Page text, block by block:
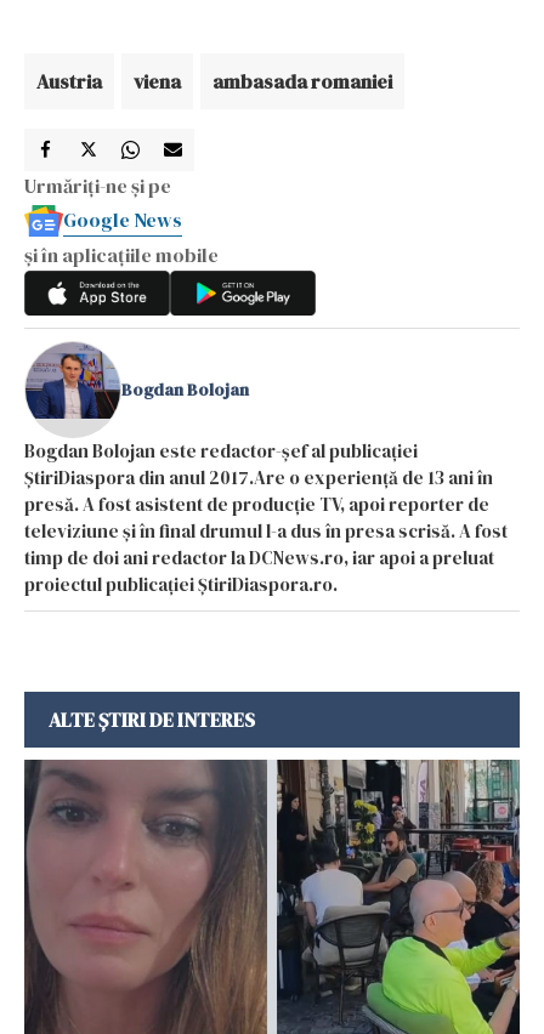
Austria viena ambasada romaniei
Urmăriți-ne și pe
Google News
și în aplicațiile mobile
Bogdan Bolojan
Bogdan Bolojan este redactor-șef al publicației
ȘtiriDiaspora din anul 2017.Are o experiență de 13 ani în
presă. A fost asistent de producție TV, apoi reporter de
televiziune și în final drumul l-a dus în presa scrisă. A fost
timp de doi ani redactor la DCNews.ro, iar apoi a preluat
proiectul publicației ȘtiriDiaspora.ro.
ALTE ȘTIRI DE INTERES